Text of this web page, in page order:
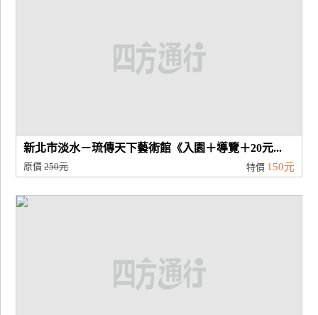
商
品
宣
新北市淡水－琉傳天下藝術館《入園＋導覽＋20元...
原價250元 特價 150元